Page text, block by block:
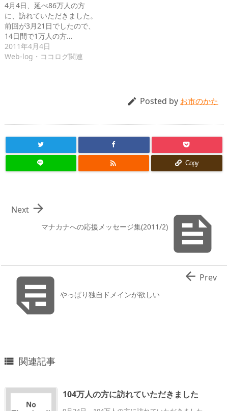
4月4日、延べ86万人の方
に、訪れていただきました。
前回が3月21日でしたので、
14日間で1万人の方…
2011年4月4日
Web-log・ココログ関連
 Posted by お市のかた
 Copy

マナカナへの応援メッセージ集(2011/2)

Next
やっぱり独自ドメインが欲しい
 Prev
 関連記事
104万人の方に訪れていただきました